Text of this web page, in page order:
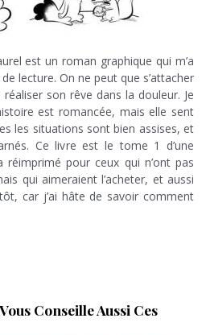
est un roman graphique qui m’a
lecture. On ne peut que s’attacher
son rêve dans la douleur. Je
est romancée, mais elle sent
les situations sont bien assises, et
Ce livre est le tome 1 d’une
réimprimé pour ceux qui n’ont pas
qui aimeraient l’acheter, et aussi
car j’ai hâte de savoir comment
Conseille Aussi Ces